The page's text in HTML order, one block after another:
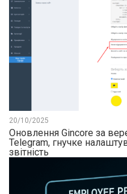
20/10/2025
Оновлення Gincore за
Telegram, гнучке
звітність